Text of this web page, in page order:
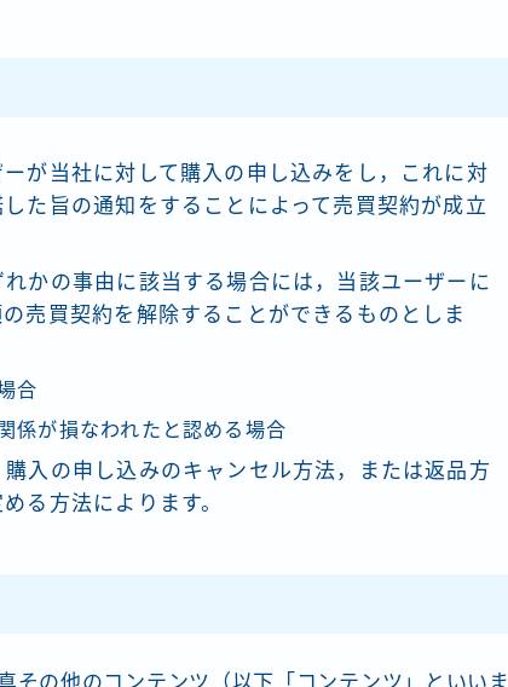
が当社に対して購入の申し込みをし，これに対
た旨の通知をすることによって売買契約が成立
かの事由に該当する場合には，当該ユーザーに
売買契約を解除することができるものとしま
合
係が損なわれたと認める場合
入の申し込みのキャンセル方法，または返品方
る方法によります。